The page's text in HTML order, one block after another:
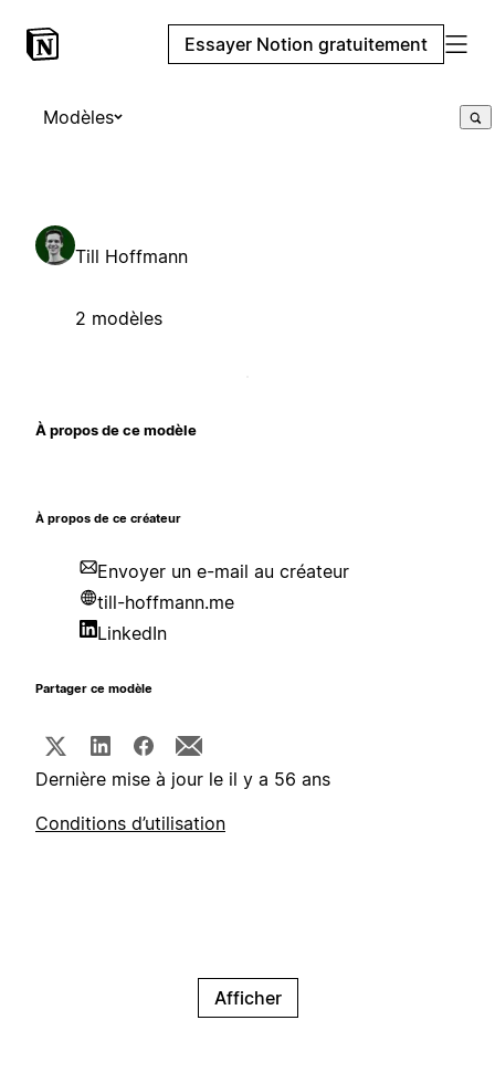
Essayer Notion gratuitement
Modèles
Till Hoffmann
2 modèles
À propos de ce modèle
À propos de ce créateur
Envoyer un e-mail au créateur
till-hoffmann.me
LinkedIn
Partager ce modèle
Dernière mise à jour le il y a 56 ans
Conditions d’utilisation
Afficher